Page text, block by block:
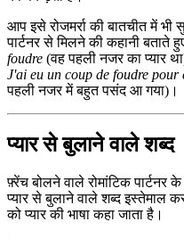
आप इसे रोजमर्रा की बातचीत में भी
पार्टनर से मिलने की कहानी बताते
foudre (वह पहली नजर का प्यार
J'ai eu un coup de foudre pour
पहली नजर में बहुत पसंद आ गया)।
प्यार से बुलाने वाले शब्द
फ़्रेंच बोलने वाले रोमांटिक
प्यार से बुलाने वाले शब्द इस्तेमाल
को प्यार की भाषा कहा जाता है।